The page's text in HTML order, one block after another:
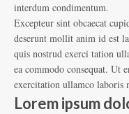
interdum condimentum.
Excepteur sint obcaecat
deserunt mollit anim id est
quis nostrud exerci tation
ea commodo consequat. Ut
exercitation ullamco laboris
Lorem ipsum